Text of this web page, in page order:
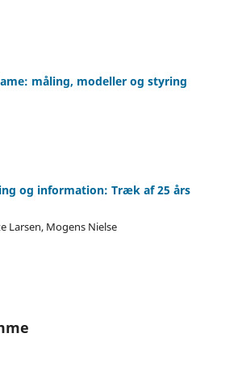
måling, modeller og styring
og information: Træk af 25 års
Larsen, Mogens Nielse